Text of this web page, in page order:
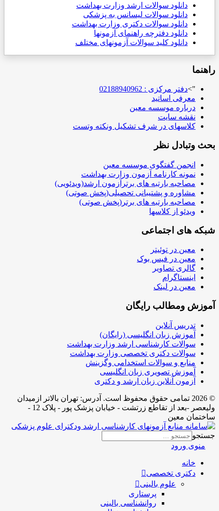
دانلود سوالات ارشد وزارت بهداشت
دانلود سوالات لیسانس به پزشکی
دانلود سوالات دکتری وزارت بهداشت
دانلود دفترچه راهنمای آزمونها
دانلود کلید سوالات آزمونهای مختلف
راهنما
">دفتر مرکزی : 02188940962
معرفی اساتید
درباره موسسه معین
نقشه سایت
کلاسهای در شرف تشکیل ونکته وتست
بحث وتبادل نظر
انجمن گفتگوی موسسه معین
نمونه کارنامه آزمون وزارت بهداشت
مصاحبه بارتبه های برترآزمون ارشد(ویدئویی)
مشاوره و پشتیبانی تحصیلی(پخش صوتی)
مصاحبه بارتبه های برتر(پخش صوتی)
ویدئو از کلاسها
شبکه های اجتماعی
معین در توئیتر
معین در فیس بوک
گالری تصاویر
اینستاگرام
معین در لینک
آموزش ومطالب رایگان
تدریس آنلاین
آموزش زبان انگلیسی (رایگان)
سوالات کارشناسی ارشد وزارت بهداشت
سوالات دکتری تخصصی وزارت بهداشت
منابع و سوالات استخدامی وگزینش
آموزش تصویری زبان انگلیسی
آزمون آنلاین زبان ارشد و دکتری
© 2026 تمامی حقوق محفوظ است. آدرس:‌ تهران بالاتر ازمیدان
ولیعصر -بعد از تقاطع زرتشت - خیابان پزشک پور - پلاک 12 -
ساختمان معین
جستجو
منوی ورود
خانه
دکتری تخصصی
علوم بالینی
پرستاری
روانشناسی بالینی